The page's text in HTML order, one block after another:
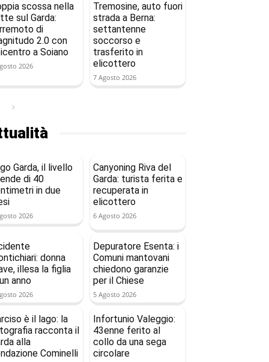
scossa nella
sul Garda:
di
2.0 con
a Soiano
2026
Tremosine, auto fuori
strada a Berna:
settantenne
soccorso e
trasferito in
elicottero
7 Agosto 2026
Garda, il livello
di 40
in due
2026
Canyoning Riva del
Garda: turista ferita e
recuperata in
elicottero
6 Agosto 2026
donna
illesa la figlia
anno
2026
Depuratore Esenta: i
Comuni mantovani
chiedono garanzie
per il Chiese
5 Agosto 2026
è il lago: la
racconta il
alla
Cominelli
Infortunio Valeggio:
43enne ferito al
collo da una sega
circolare